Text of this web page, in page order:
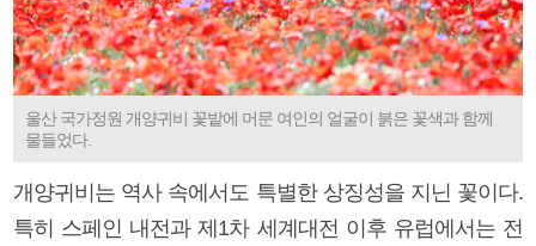
울산 국가정원 개양귀비 꽃밭에 머문 여인의 얼굴이 붉은 꽃색과 함께
물들었다.
개양귀비는 역사 속에서도 특별한 상징성을 지닌 꽃이다.
특히 스페인 내전과 제1차 세계대전 이후 유럽에서는 전